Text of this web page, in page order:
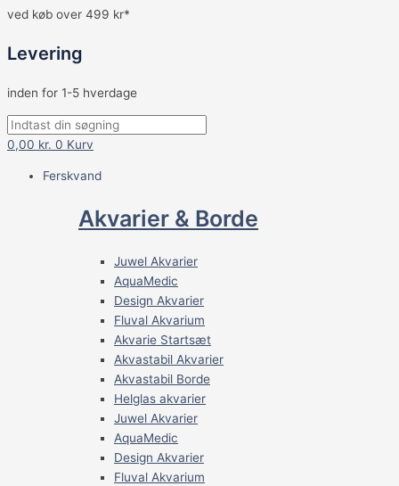
ved køb over 499 kr*
Levering
inden for 1-5 hverdage
0,00 kr. 0 Kurv
Ferskvand
Akvarier & Borde
Juwel Akvarier
AquaMedic
Design Akvarier
Fluval Akvarium
Akvarie Startsæt
Akvastabil Akvarier
Akvastabil Borde
Helglas akvarier
Juwel Akvarier
AquaMedic
Design Akvarier
Fluval Akvarium